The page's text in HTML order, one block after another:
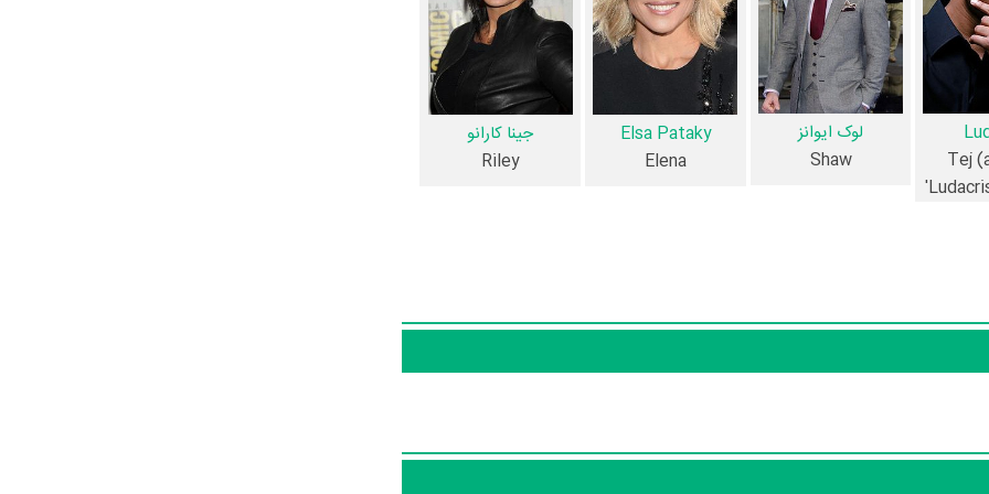
وین دیزلولوک ایوانز،پل واکر وجینا کارانو،دواین
Kim Kold ، وJoe Taslim
آیا می‌دانید کدام هنرمندان فیلم سریع و خشمگین ۶ فوت‌کرده‌اند؟ از میان عوامل و بازیگران فیلم سریع و خشمگین ۶، 1 نفر به دیار باقی سفر کرده است و
بسیاری توسط پژوهشگران و مردم ثبت شده است؛ در بخش گالری عکس و پوستر
و تئاتر، این دایرة‌المعارف آنلاین و بانک اطلاعات هنرمندان و آثار سینما، تلویزیون
Tej
لوک ایوانز
Shaw
Elsa Pataky
Elena
جینا کارانو
Riley